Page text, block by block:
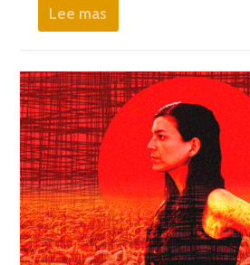
Lee mas